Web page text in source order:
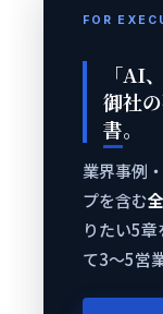
FOR
「AI
御社
書。
業界事例
プを含む
りたい5章
て3〜5営